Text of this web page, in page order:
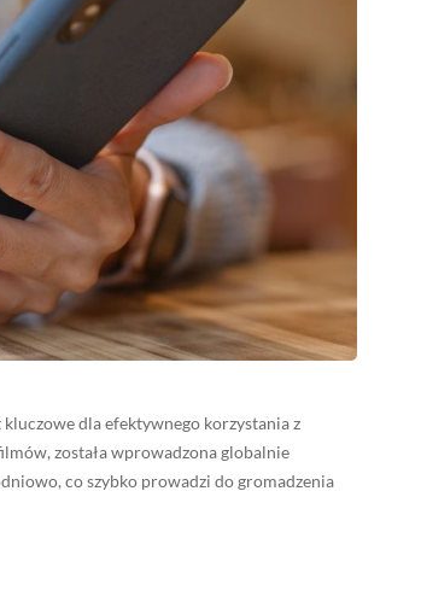
dla efektywnego korzystania z
została wprowadzona globalnie
co szybko prowadzi do gromadzenia